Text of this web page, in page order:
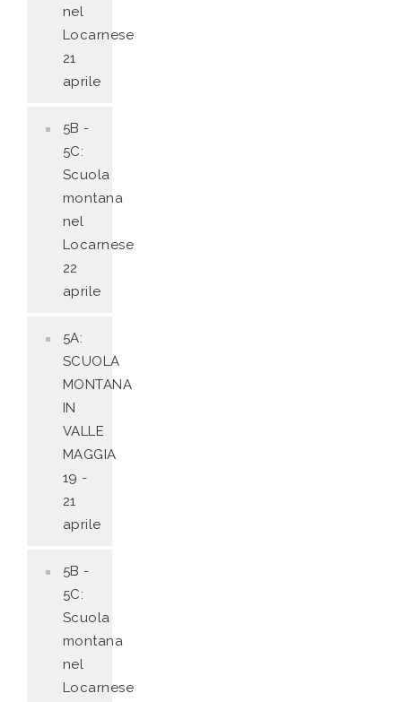
nel
Locarnese
21
aprile
5B -
5C:
Scuola
montana
nel
Locarnese
22
aprile
5A:
SCUOLA
MONTANA
IN
VALLE
MAGGIA
19 -
21
aprile
5B -
5C:
Scuola
montana
nel
Locarnese